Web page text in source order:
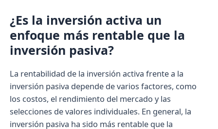
¿Es la inversión activa un
enfoque más rentable que la
inversión pasiva?
La rentabilidad de la inversión activa frente a la
inversión pasiva depende de varios factores, como
los costos, el rendimiento del mercado y las
selecciones de valores individuales. En general, la
inversión pasiva ha sido más rentable que la